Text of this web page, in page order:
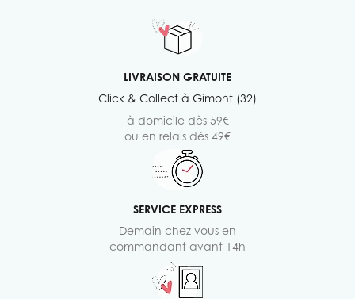
LIVRAISON GRATUITE
Click & Collect à Gimont (32)
à domicile dès 59€
ou en relais dès 49€
SERVICE EXPRESS
Demain chez vous en
commandant avant 14h